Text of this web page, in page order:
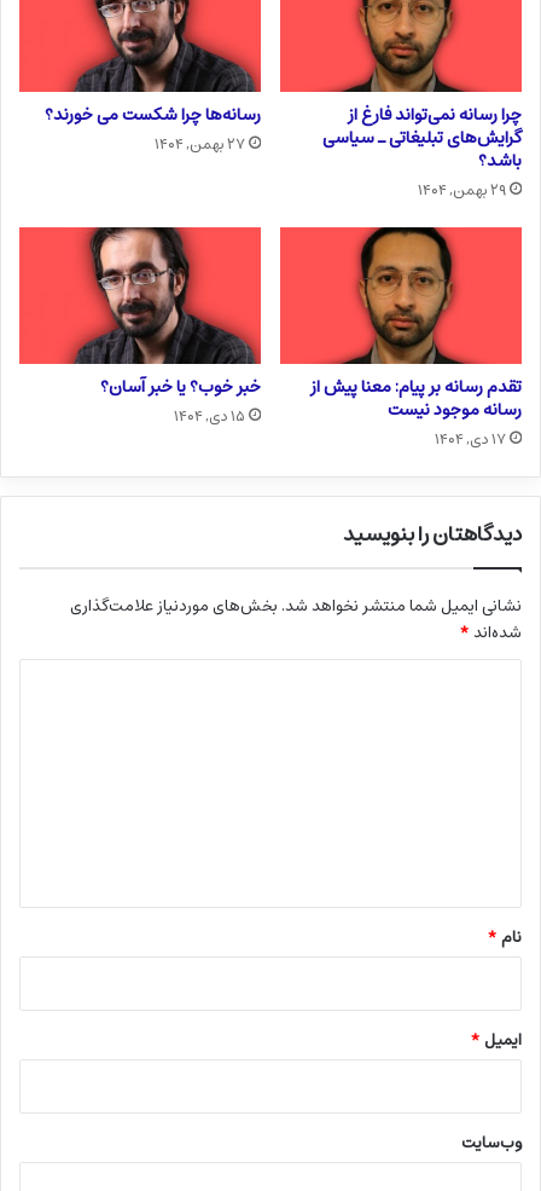
چرا رسانه نمی‌تواند فارغ از
گرایش‌های تبلیغاتی ـ سیاسی
باشد؟
۲۹ بهمن, ۱۴۰۴
رسانه‌ها چرا شکست می خورند؟
۲۷ بهمن, ۱۴۰۴
تقدم رسانه بر پیام: معنا پیش از
رسانه موجود نیست
۱۷ دی, ۱۴۰۴
خبر خوب؟ یا خبر آسان؟
۱۵ دی, ۱۴۰۴
دیدگاهتان را بنویسید
نشانی ایمیل شما منتشر نخواهد شد. بخش‌های موردنیاز علامت‌گذاری
شده‌اند*
نام*
ایمیل*
وب‌سایت